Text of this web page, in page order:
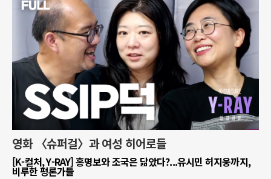
영화 〈슈퍼걸〉과 여성 히어로들
[K-컬처, Y-RAY] 홍명보와 조국은 닮았다?...유시민 허지웅까지,
비루한 평론가들